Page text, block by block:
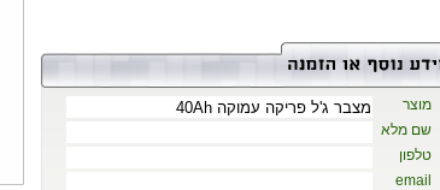
מוצר
שם מלא
טלפון
email